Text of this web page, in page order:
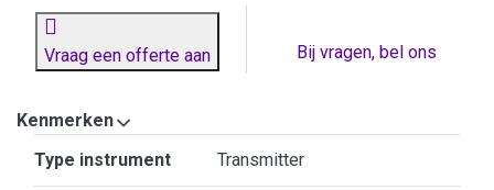
Vraag een offerte aan Bij vragen, bel ons
Kenmerken
Type instrument Transmitter